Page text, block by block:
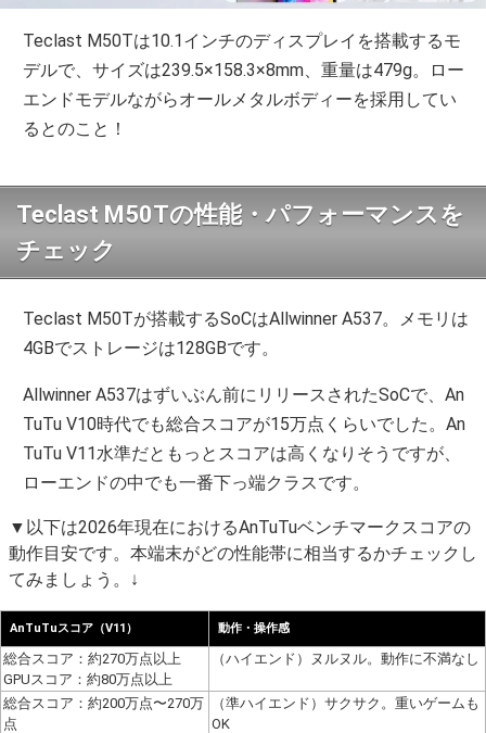
Teclast M50Tは10.1インチのディスプレイを搭載するモ
デルで、サイズは239.5×158.3×8mm、重量は479g。ロー
エンドモデルながらオールメタルボディーを採用してい
るとのこと！
Teclast M50Tの性能・パフォーマンスを
チェック
Teclast M50Tが搭載するSoCはAllwinner A537。メモリは
4GBでストレージは128GBです。
Allwinner A537はずいぶん前にリリースされたSoCで、An
TuTu V10時代でも総合スコアが15万点くらいでした。An
TuTu V11水準だともっとスコアは高くなりそうですが、
ローエンドの中でも一番下っ端クラスです。
▼以下は2026年現在におけるAnTuTuベンチマークスコアの
動作目安です。本端末がどの性能帯に相当するかチェックし
てみましょう。↓
AnTuTuスコア（V11） 動作・操作感
総合スコア：約270万点以上
GPUスコア：約80万点以上
（ハイエンド）ヌルヌル。動作に不満なし
総合スコア：約200万点〜270万
点
（準ハイエンド）サクサク。重いゲームも
OK